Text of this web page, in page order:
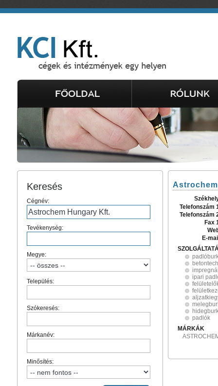
Keresés
Cégnév:
Tevékenység:
Megye:
Település:
Szókeresés:
Márkanév:
Minősítés:
Telefonszám
Telefonszám
Fax
E-
ipari
padlók
MÁRKÁK